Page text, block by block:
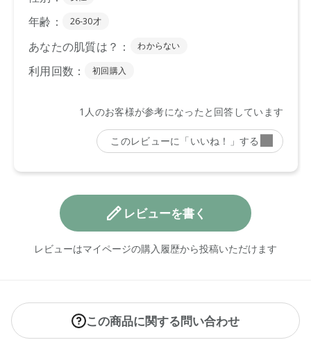
レビューを書く
レビューはマイページの購入履歴から投稿いただけます
この商品に関する問い合わせ